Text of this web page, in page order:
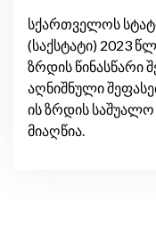
და ფულადი
სტაბილიზაცია
სქართველოს
(საქსტატი) 2023
ზრდის წინასწარი
აღნიშნული
ის ზრდის საშუალო
მიაღწია.